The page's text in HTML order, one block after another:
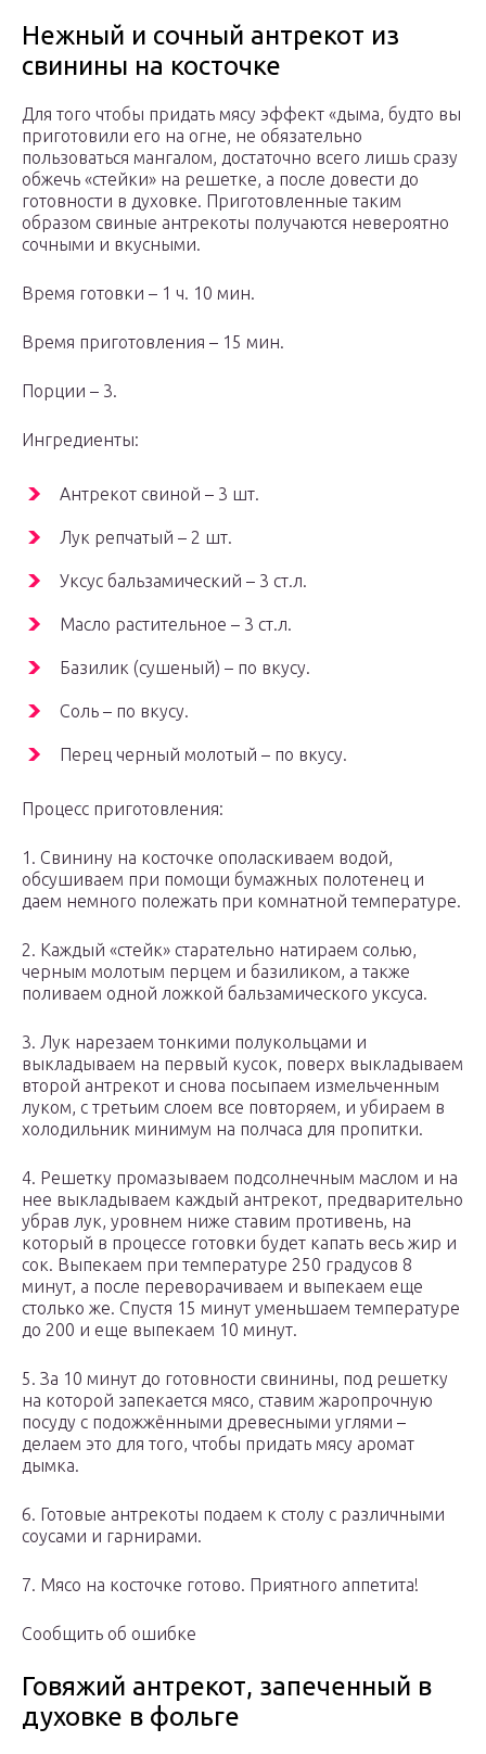
Нежный и сочный антрекот из
свинины на косточке
Для того чтобы придать мясу эффект «дыма, будто вы
приготовили его на огне, не обязательно
пользоваться мангалом, достаточно всего лишь сразу
обжечь «стейки» на решетке, а после довести до
готовности в духовке. Приготовленные таким
образом свиные антрекоты получаются невероятно
сочными и вкусными.
Время готовки – 1 ч. 10 мин.
Время приготовления – 15 мин.
Порции – 3.
Ингредиенты:
Антрекот свиной – 3 шт.
Лук репчатый – 2 шт.
Уксус бальзамический – 3 ст.л.
Масло растительное – 3 ст.л.
Базилик (сушеный) – по вкусу.
Соль – по вкусу.
Перец черный молотый – по вкусу.
Процесс приготовления:
1. Свинину на косточке ополаскиваем водой,
обсушиваем при помощи бумажных полотенец и
даем немного полежать при комнатной температуре.
2. Каждый «стейк» старательно натираем солью,
черным молотым перцем и базиликом, а также
поливаем одной ложкой бальзамического уксуса.
3. Лук нарезаем тонкими полукольцами и
выкладываем на первый кусок, поверх выкладываем
второй антрекот и снова посыпаем измельченным
луком, с третьим слоем все повторяем, и убираем в
холодильник минимум на полчаса для пропитки.
4. Решетку промазываем подсолнечным маслом и на
нее выкладываем каждый антрекот, предварительно
убрав лук, уровнем ниже ставим противень, на
который в процессе готовки будет капать весь жир и
сок. Выпекаем при температуре 250 градусов 8
минут, а после переворачиваем и выпекаем еще
столько же. Спустя 15 минут уменьшаем температуре
до 200 и еще выпекаем 10 минут.
5. За 10 минут до готовности свинины, под решетку
на которой запекается мясо, ставим жаропрочную
посуду с подожжёнными древесными углями –
делаем это для того, чтобы придать мясу аромат
дымка.
6. Готовые антрекоты подаем к столу с различными
соусами и гарнирами.
7. Мясо на косточке готово. Приятного аппетита!
Сообщить об ошибке
Говяжий антрекот, запеченный в
духовке в фольге